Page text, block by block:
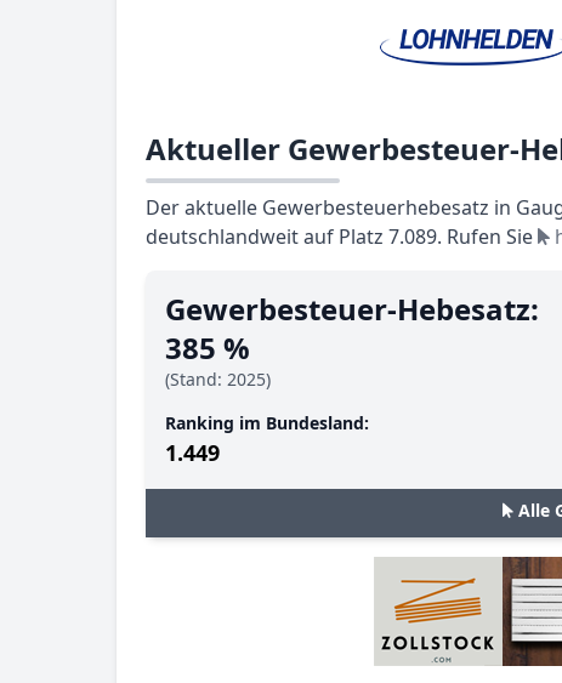
Aktueller Gewerbesteuer-
Der aktuelle Gewerbesteuerhebesatz in
deutschlandweit auf Platz 7.089. Rufen Sie
Gewerbesteuer-Hebesatz:
385 %
(Stand: 2025)
Ranking im Bundesland:
1.449
Alle